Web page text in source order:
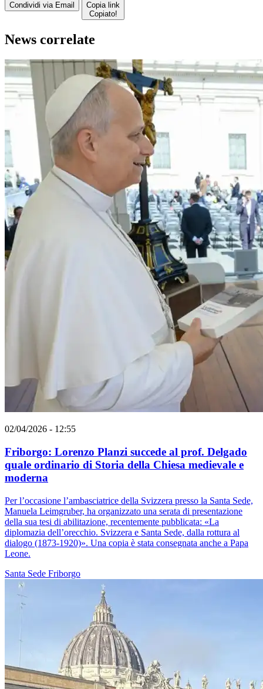
Condividi via Email
Copia link
Copiato!
News correlate
02/04/2026 - 12:55
Friborgo: Lorenzo Planzi succede al prof. Delgado
quale ordinario di Storia della Chiesa medievale e
moderna
Per l’occasione l’ambasciatrice della Svizzera presso la Santa Sede,
Manuela Leimgruber, ha organizzato una serata di presentazione
della sua tesi di abilitazione, recentemente pubblicata: «La
diplomazia dell’orecchio. Svizzera e Santa Sede, dalla rottura al
dialogo (1873-1920)». Una copia è stata consegnata anche a Papa
Leone.
Santa Sede Friborgo